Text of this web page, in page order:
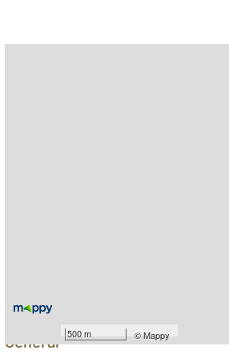
500 m ©Mappy
Équipements
Général